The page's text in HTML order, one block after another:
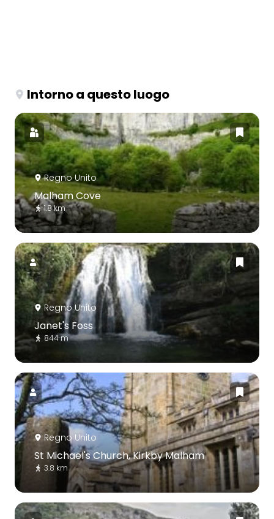
Intorno a questo luogo
Regno Unito
Malham Cove
1.8 km
Regno Unito
Janet's Foss
844 m
Regno Unito
St Michael's Church, Kirkby Malham
3.8 km